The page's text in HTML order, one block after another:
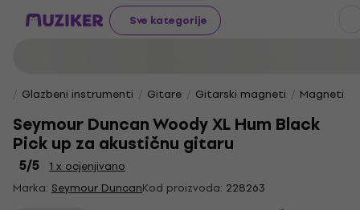
Sve kategorije
Glazbeni instrumenti Gitare Gitarski magneti Magneti
Seymour Duncan Woody XL Hum Black
Pick up za akustičnu gitaru
5/5
1 x ocjenjivano
Marka: Seymour DuncanKod proizvoda: 228263